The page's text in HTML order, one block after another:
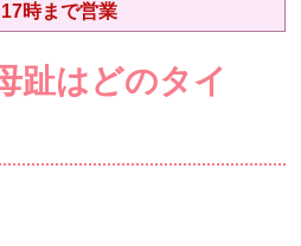
時まで営業
趾はどのタイ